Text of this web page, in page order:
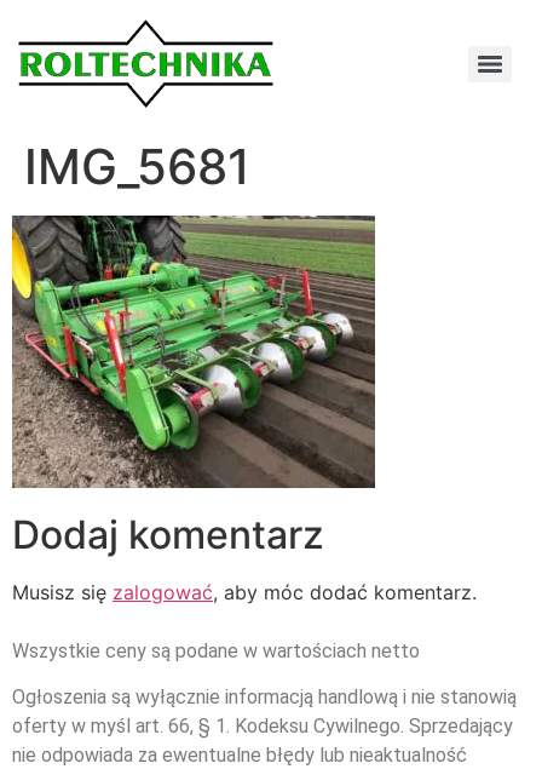
IMG_5681
Dodaj komentarz
Musisz się zalogować, aby móc dodać komentarz.
Wszystkie ceny są podane w wartościach netto
Ogłoszenia są wyłącznie informacją handlową i nie stanowią
oferty w myśl art. 66, § 1. Kodeksu Cywilnego. Sprzedający
nie odpowiada za ewentualne błędy lub nieaktualność